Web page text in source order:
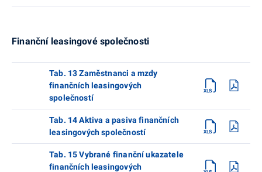
Finanční leasingové společnosti
Tab. 13 Zaměstnanci a mzdy
finančních leasingových
společností
Tab. 14 Aktiva a pasiva finančních
leasingových společností
Tab. 15 Vybrané finanční ukazatele
finančních leasingových